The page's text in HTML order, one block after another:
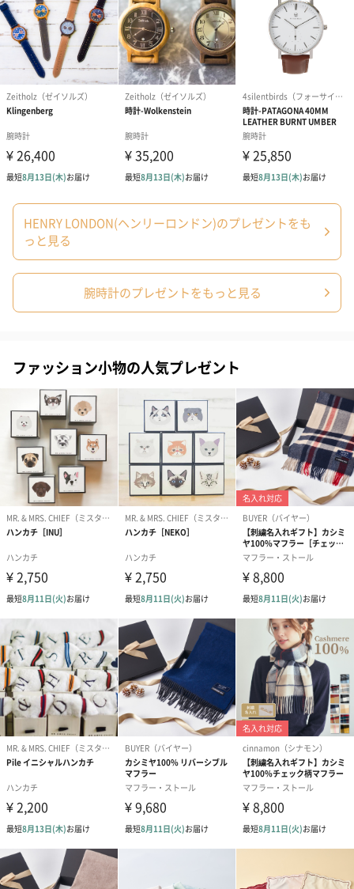
体重量
製造国
中国
素材
ケース素材：SS
バンド素材：ラムレザー
ガラス素材：風防
仕様
ムーブメント：クォーツ
商品オプション情報
紙袋
お渡し用の紙袋です。
商品に合わせたサイズをお届けします。
あり（280円）
メッセージカード（通常・写真・グリーティング）
誕生日や結婚祝い・出産祝いなど、様々なシーンのメッセージカ
メッセージカードや封筒のデザインは一部変更する場合がありま
す。
写真付きメッセージカ
ード（680円）
写真付きメッセージカ
ード（Thank you）ピ
ンク（680円）
【誕生日】
Birthday ホワ
刷なし）（
包装紙
ラッピングを施してお届けいたします。
HENRY LONDON(ヘンリーロンドン)のプレゼントをも
っと見る
腕時計のプレゼントをもっと見る
ファッション小物の人気プレゼント